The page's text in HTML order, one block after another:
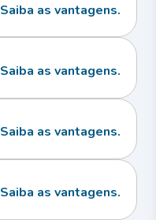
Saiba as vantagens.
Saiba as vantagens.
Saiba as vantagens.
Saiba as vantagens.